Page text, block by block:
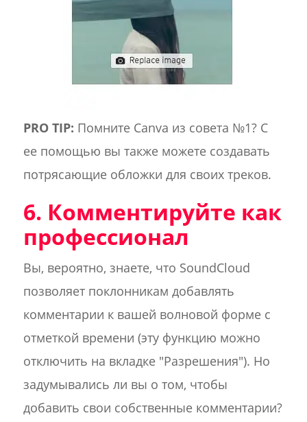
PRO TIP: Помните Canva из совета №1? С
ее помощью вы также можете создавать
потрясающие обложки для своих треков.
6. Комментируйте как
профессионал
Вы, вероятно, знаете, что SoundCloud
позволяет поклонникам добавлять
комментарии к вашей волновой форме с
отметкой времени (эту функцию можно
отключить на вкладке "Разрешения"). Но
задумывались ли вы о том, чтобы
добавить свои собственные комментарии?